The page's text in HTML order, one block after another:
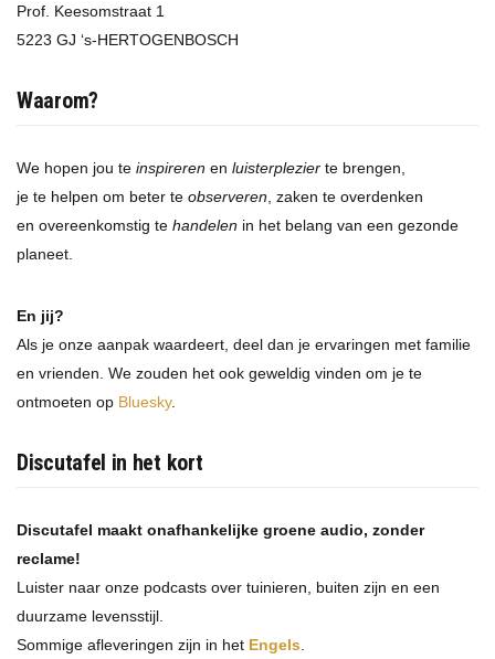
Prof. Keesomstraat 1
5223 GJ ‘s-HERTOGENBOSCH
Waarom?
We hopen jou te inspireren en luisterplezier te brengen,
je te helpen om beter te observeren , zaken te overdenken
en overeenkomstig te handelen in het belang van een gezonde
planeet.
En jij?
Als je onze aanpak waardeert, deel dan je ervaringen met familie
en vrienden. We zouden het ook geweldig vinden om je te
ontmoeten op Bluesky.
Discutafel in het kort
Discutafel maakt onafhankelijke groene audio, zonder
reclame!
Luister naar onze podcasts over tuinieren, buiten zijn en een
duurzame levensstijl.
Sommige afleveringen zijn in het Engels